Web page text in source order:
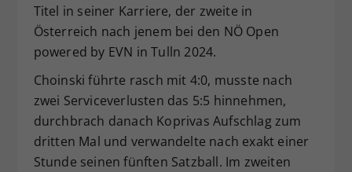
Titel in seiner Karriere, der zweite in
Österreich nach jenem bei den NÖ Open
powered by EVN in Tulln 2024.
Choinski führte rasch mit 4:0, musste nach
zwei Serviceverlusten das 5:5 hinnehmen,
durchbrach danach Koprivas Aufschlag zum
dritten Mal und verwandelte nach exakt einer
Stunde seinen fünften Satzball. Im zweiten